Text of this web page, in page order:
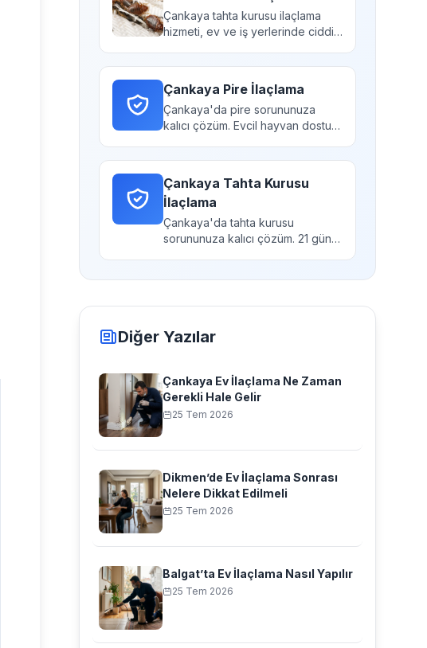
Çankaya tahta kurusu ilaçlama
hizmeti, ev ve iş yerlerinde ciddi
Çankaya Pire İlaçlama
Çankaya'da pire sorununuza
kalıcı çözüm. Evcil hayvan dostu
Çankaya Tahta Kurusu
İlaçlama
Çankaya'da tahta kurusu
sorununuza kalıcı çözüm. 21 gün
Diğer Yazılar
Çankaya Ev İlaçlama Ne Zaman
Gerekli Hale Gelir
25 Tem 2026
Dikmen’de Ev İlaçlama Sonrası
Nelere Dikkat Edilmeli
25 Tem 2026
Balgat’ta Ev İlaçlama Nasıl Yapılır
25 Tem 2026